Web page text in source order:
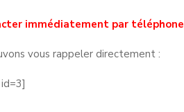
immédiatement par téléphone
vous rappeler directement :